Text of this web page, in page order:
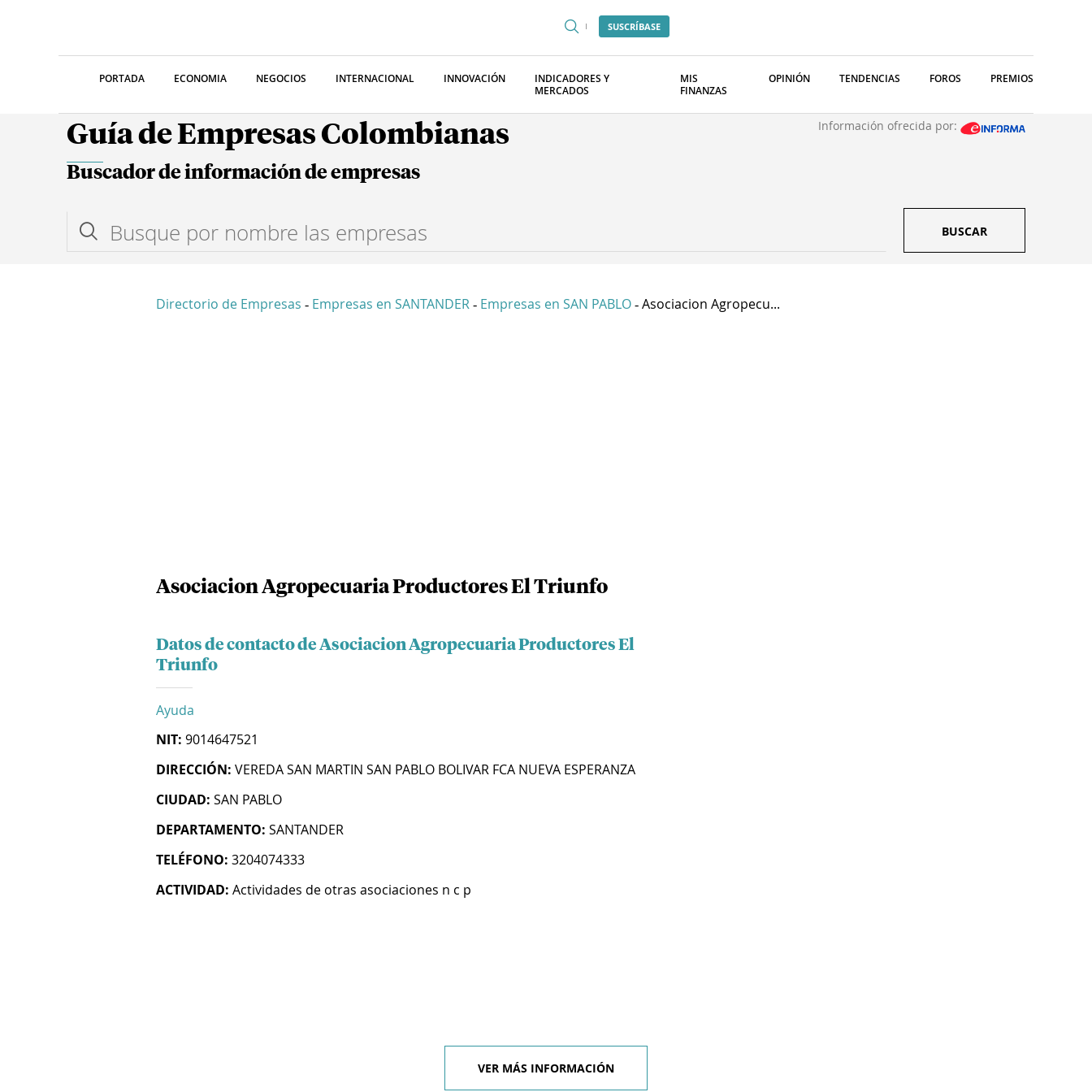
SUSCRÍBASE
PORTADA ECONOMIA NEGOCIOS INTERNACIONAL INNOVACIÓN
INDICADORES Y
MERCADOS
MIS
FINANZAS
OPINIÓN TENDENCIAS FOROS PREMIOS
Guía de Empresas Colombianas Información ofrecida por:
Buscador de información de empresas
BUSCAR
Directorio de Empresas - Empresas en SANTANDER - Empresas en SAN PABLO - Asociacion Agropecu...
Asociacion Agropecuaria Productores El Triunfo
Datos de contacto de Asociacion Agropecuaria Productores El
Triunfo
Ayuda
NIT: 9014647521
DIRECCIÓN: VEREDA SAN MARTIN SAN PABLO BOLIVAR FCA NUEVA ESPERANZA
CIUDAD: SAN PABLO
DEPARTAMENTO: SANTANDER
TELÉFONO: 3204074333
ACTIVIDAD: Actividades de otras asociaciones n c p
VER MÁS INFORMACIÓN